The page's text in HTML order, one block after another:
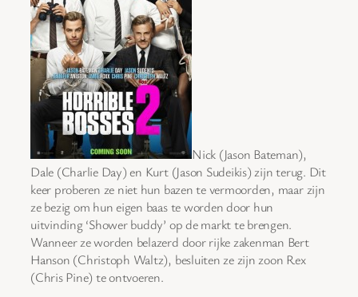
Nick (Jason Bateman),
Dale (Charlie Day) en Kurt (Jason Sudeikis) zijn terug. Dit
keer proberen ze niet hun bazen te vermoorden, maar zijn
ze bezig om hun eigen baas te worden door hun
uitvinding ‘Shower buddy’ op de markt te brengen.
Wanneer ze worden belazerd door rijke zakenman Bert
Hanson (Christoph Waltz), besluiten ze zijn zoon Rex
(Chris Pine) te ontvoeren.